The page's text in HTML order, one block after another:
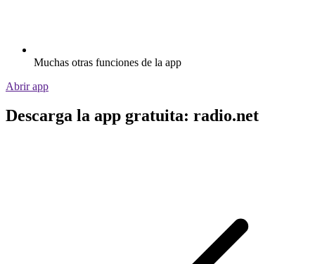
Muchas otras funciones de la app
Abrir app
Descarga la app gratuita: radio.net